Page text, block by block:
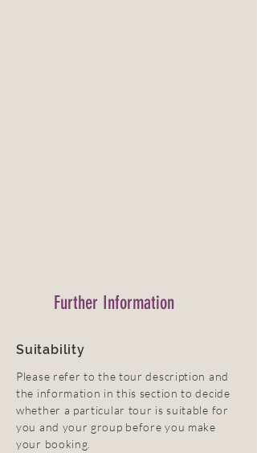
Further Information
Suitability
Please refer to the tour description and
the information in this section to decide
whether a particular tour is suitable for
you and your group before you make
your booking.